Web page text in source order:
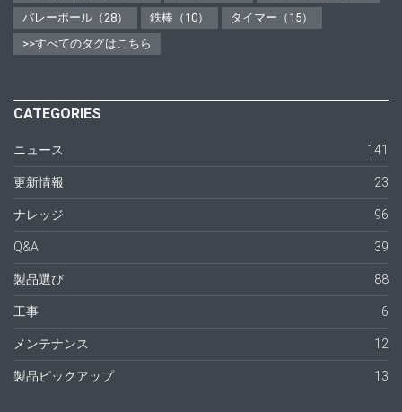
バレーボール（28）
鉄棒（10）
タイマー（15）
>>すべてのタグはこちら
CATEGORIES
ニュース 141
更新情報 23
ナレッジ 96
Q&A 39
製品選び 88
工事 6
メンテナンス 12
製品ピックアップ 13